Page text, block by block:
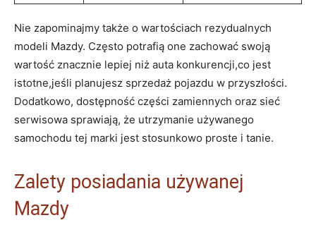
Nie zapominajmy także o wartościach rezydualnych
modeli Mazdy. Często potrafią one zachować swoją
wartość znacznie lepiej niż auta konkurencji,co jest
istotne,jeśli planujesz sprzedaż pojazdu w przyszłości.
Dodatkowo, dostępność części zamiennych oraz sieć
serwisowa sprawiają, że utrzymanie używanego
samochodu tej marki jest stosunkowo proste i tanie.
Zalety posiadania używanej
Mazdy